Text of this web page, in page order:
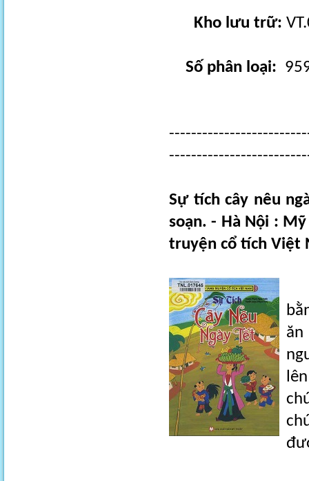
Kho lưu trữ:
Số phân loại:
Sự tích cây nêu
soạn. - Hà Nội :
truyện cổ tích Việt